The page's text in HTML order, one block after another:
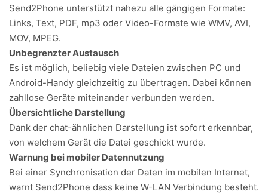
Send2Phone unterstützt nahezu alle gängigen Formate:
Links, Text, PDF, mp3 oder Video-Formate wie WMV, AVI,
MOV, MPEG.
Unbegrenzter Austausch
Es ist möglich, beliebig viele Dateien zwischen PC und
Android-Handy gleichzeitig zu übertragen. Dabei können
zahllose Geräte miteinander verbunden werden.
Übersichtliche Darstellung
Dank der chat-ähnlichen Darstellung ist sofort erkennbar,
von welchem Gerät die Datei geschickt wurde.
Warnung bei mobiler Datennutzung
Bei einer Synchronisation der Daten im mobilen Internet,
warnt Send2Phone dass keine W-LAN Verbindung besteht.